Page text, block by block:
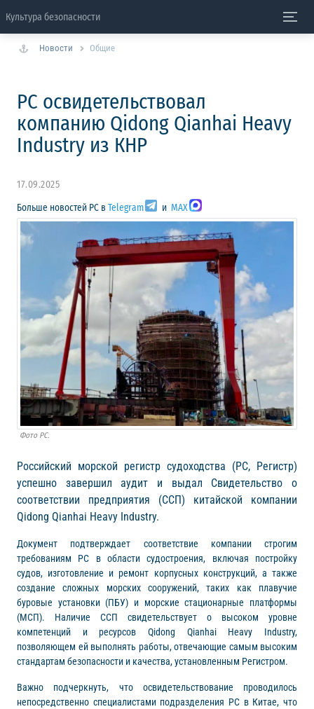
Культура безопасности
Новости Общие
РС освидетельствовал
компанию Qidong Qianhai Heavy
Industry из КНР
17.09.2025
Больше новостей РС в Telegram и MAX
Фото РС.
Российский морской регистр судоходства (РС, Регистр)
успешно завершил аудит и выдал Свидетельство о
соответствии предприятия (ССП) китайской компании
Qidong Qianhai Heavy Industry.
Документ подтверждает соответствие компании строгим
требованиям РС в области судостроения, включая постройку
судов, изготовление и ремонт корпусных конструкций, а также
создание сложных морских сооружений, таких как плавучие
буровые установки (ПБУ) и морские стационарные платформы
(МСП). Наличие ССП свидетельствует о высоком уровне
компетенций и ресурсов Qidong Qianhai Heavy Industry,
позволяющем ей выполнять работы, отвечающие самым высоким
стандартам безопасности и качества, установленным Регистром.
Важно подчеркнуть, что освидетельствование проводилось
непосредственно специалистами подразделения РС в Китае, что